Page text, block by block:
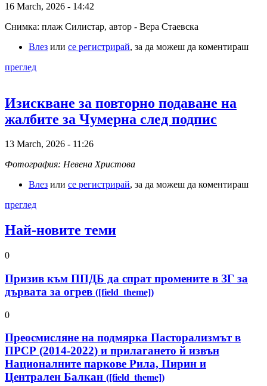
16 March, 2026 - 14:42
Снимка: плаж Силистар, автор - Вера Стаевска
Влез или се регистрирай, за да можеш да коментираш
преглед
Изискване за повторно подаване на
жалбите за Чумерна след подпис
13 March, 2026 - 11:26
Фотография: Невена Христова
Влез или се регистрирай, за да можеш да коментираш
преглед
Най-новите теми
0
Призив към ППДБ да спрат промените в ЗГ за
дървата за огрев ([field_theme])
0
Преосмисляне на подмярка Пасторализмът в
ПРСР (2014-2022) и прилагането й извън
Националните паркове Рила, Пирин и
Централен Балкан ([field_theme])